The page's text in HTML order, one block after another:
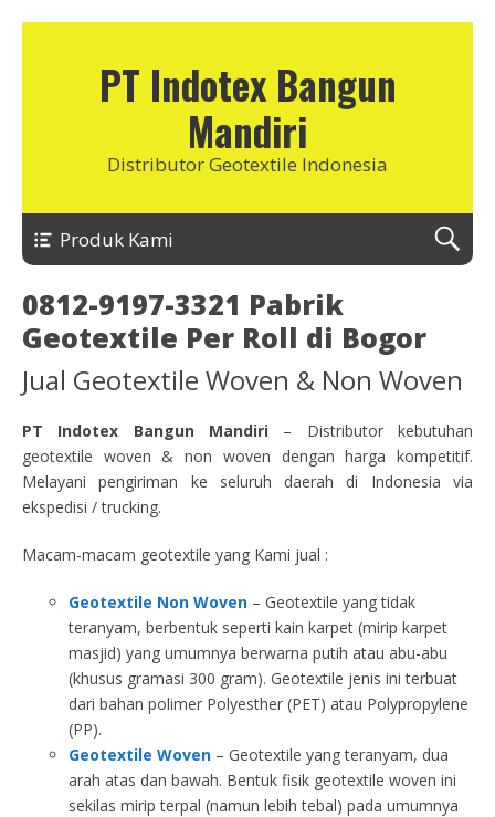
PT Indotex Bangun
Mandiri
Distributor Geotextile Indonesia
Produk Kami
0812-9197-3321 Pabrik
Geotextile Per Roll di Bogor
Jual Geotextile Woven & Non Woven
PT Indotex Bangun Mandiri – Distributor kebutuhan
geotextile woven & non woven dengan harga kompetitif.
Melayani pengiriman ke seluruh daerah di Indonesia via
ekspedisi / trucking.
Macam-macam geotextile yang Kami jual :
Geotextile Non Woven – Geotextile yang tidak
teranyam, berbentuk seperti kain karpet (mirip karpet
masjid) yang umumnya berwarna putih atau abu-abu
(khusus gramasi 300 gram). Geotextile jenis ini terbuat
dari bahan polimer Polyesther (PET) atau Polypropylene
(PP).
Geotextile Woven – Geotextile yang teranyam, dua
arah atas dan bawah. Bentuk fisik geotextile woven ini
sekilas mirip terpal (namun lebih tebal) pada umumnya